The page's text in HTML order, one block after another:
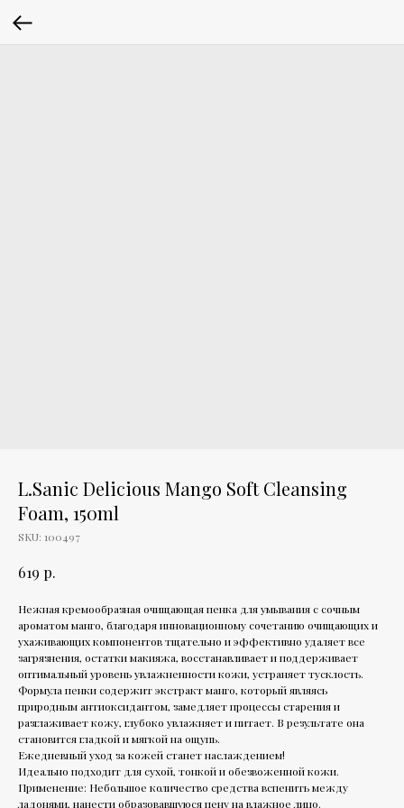
L.Sanic Delicious Mango Soft Cleansing
Foam, 150ml
SKU: 100497
619 р.
Нежная кремообразная очищающая пенка для умывания с сочным
ароматом манго, благодаря инновационному сочетанию очищающих и
ухаживающих компонентов тщательно и эффективно удаляет все
загрязнения, остатки макияжа, восстанавливает и поддерживает
оптимальный уровень увлажненности кожи, устраняет тусклость.
Формула пенки содержит экстракт манго, который являясь
природным антиоксидантом, замедляет процессы старения и
разглаживает кожу, глубоко увлажняет и питает. В результате она
становится гладкой и мягкой на ощупь.
Ежедневный уход за кожей станет наслаждением!
Идеально подходит для сухой, тонкой и обезвоженной кожи.
Применение: Небольшое количество средства вспенить между
ладонями, нанести образовавшуюся пену на влажное лицо.